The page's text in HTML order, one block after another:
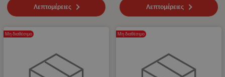
Λεπτομέρειες Λεπτομέρειες
Μη διαθέσιμο Μη διαθέσιμο